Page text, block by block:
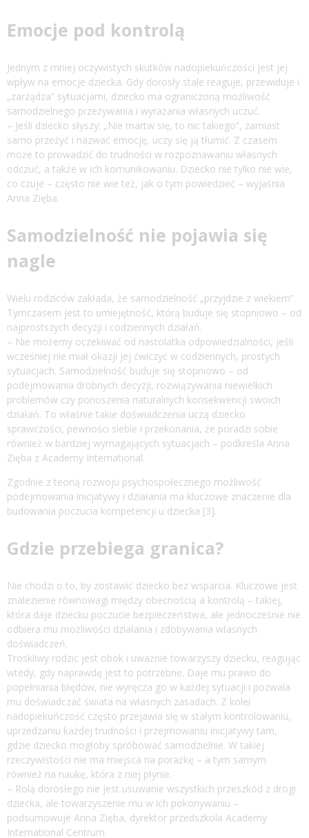
Emocje pod kontrolą
Jednym z mniej oczywistych skutków nadopiekuńczości jest jej
wpływ na emocje dziecka. Gdy dorosły stale reaguje, przewiduje i
„zarządza” sytuacjami, dziecko ma ograniczoną możliwość
samodzielnego przeżywania i wyrażania własnych uczuć.
– Jeśli dziecko słyszy: „Nie martw się, to nic takiego”, zamiast
samo przeżyć i nazwać emocję, uczy się ją tłumić. Z czasem
może to prowadzić do trudności w rozpoznawaniu własnych
odczuć, a także w ich komunikowaniu. Dziecko nie tylko nie wie,
co czuje – często nie wie też, jak o tym powiedzieć – wyjaśnia
Anna Zięba.
Samodzielność nie pojawia się
nagle
Wielu rodziców zakłada, że samodzielność „przyjdzie z wiekiem”.
Tymczasem jest to umiejętność, którą buduje się stopniowo – od
najprostszych decyzji i codziennych działań.
– Nie możemy oczekiwać od nastolatka odpowiedzialności, jeśli
wcześniej nie miał okazji jej ćwiczyć w codziennych, prostych
sytuacjach. Samodzielność buduje się stopniowo – od
podejmowania drobnych decyzji, rozwiązywania niewielkich
problemów czy ponoszenia naturalnych konsekwencji swoich
działań. To właśnie takie doświadczenia uczą dziecko
sprawczości, pewności siebie i przekonania, że poradzi sobie
również w bardziej wymagających sytuacjach – podkreśla Anna
Zięba z Academy International.
Zgodnie z teorią rozwoju psychospołecznego możliwość
podejmowania inicjatywy i działania ma kluczowe znaczenie dla
budowania poczucia kompetencji u dziecka [3].
Gdzie przebiega granica?
Nie chodzi o to, by zostawić dziecko bez wsparcia. Kluczowe jest
znalezienie równowagi między obecnością a kontrolą – takiej,
która daje dziecku poczucie bezpieczeństwa, ale jednocześnie nie
odbiera mu możliwości działania i zdobywania własnych
doświadczeń.
Troskliwy rodzic jest obok i uważnie towarzyszy dziecku, reagując
wtedy, gdy naprawdę jest to potrzebne. Daje mu prawo do
popełniania błędów, nie wyręcza go w każdej sytuacji i pozwala
mu doświadczać świata na własnych zasadach. Z kolei
nadopiekuńczość często przejawia się w stałym kontrolowaniu,
uprzedzaniu każdej trudności i przejmowaniu inicjatywy tam,
gdzie dziecko mogłoby spróbować samodzielnie. W takiej
rzeczywistości nie ma miejsca na porażkę – a tym samym
również na naukę, która z niej płynie.
– Rolą dorosłego nie jest usuwanie wszystkich przeszkód z drogi
dziecka, ale towarzyszenie mu w ich pokonywaniu –
podsumowuje Anna Zięba, dyrektor przedszkola Academy
International Centrum